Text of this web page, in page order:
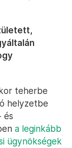
teherbe
helyzetbe
és
a leginkább
ügynökségek